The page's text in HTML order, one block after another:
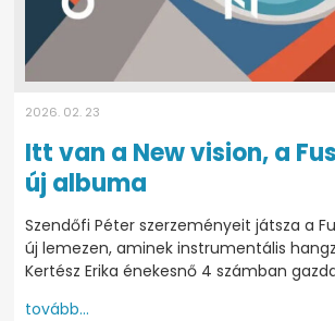
2026. 02. 23
Itt van a New vision, a
új albuma
Szendőfi Péter szerzeményeit játsza a
új lemezen, aminek instrumentális
Kertész Erika énekesnő 4 számban
tovább...